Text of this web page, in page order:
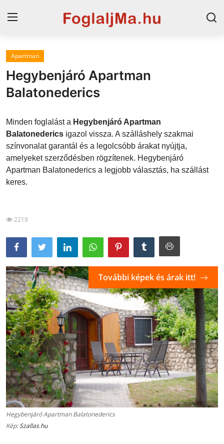
Horvát tengerpart
Magyarország
Szállások a Balatonon
Blog
Szállások Hajdúszoboszlón
Apartman
Hegybenjáró Apartman
Balatonederics
Minden foglalást a Hegybenjáró Apartman
Balatonederics igazol vissza. A szálláshely szakmai
színvonalat garantál és a legolcsóbb árakat nyújtja,
amelyeket szerződésben rögzítenek. Hegybenjáró
Apartman Balatonederics a legjobb választás, ha szállást
keres.
2218
Hegybenjáró Apartman Balatonederics
Kép:Szallas.hu
További képek és árak itt!